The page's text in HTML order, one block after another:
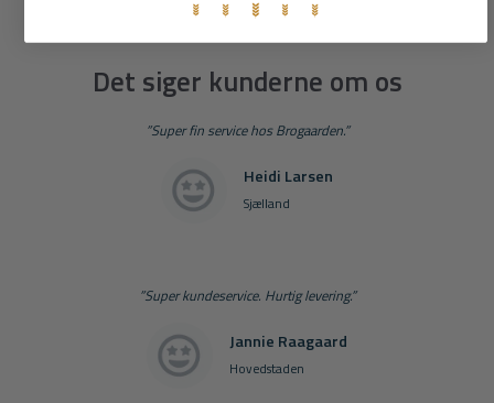
Det siger kunderne om os
”Super fin service hos Brogaarden.”
Heidi Larsen
Sjælland
”Super kundeservice. Hurtig levering.”
Jannie Raagaard
Hovedstaden